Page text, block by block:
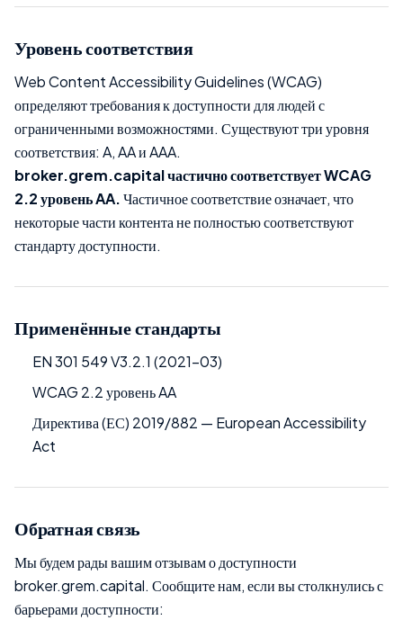
Уровень соответствия
Web Content Accessibility Guidelines (WCAG)
определяют требования к доступности для людей с
ограниченными возможностями. Существуют три уровня
соответствия: A, AA и AAA.
broker.grem.capital частично соответствует WCAG
2.2 уровень AA.Частичное соответствие означает, что
некоторые части контента не полностью соответствуют
стандарту доступности.
Применённые стандарты
EN 301 549 V3.2.1 (2021-03)
WCAG 2.2 уровень AA
Директива (ЕС) 2019/882 — European Accessibility
Act
Обратная связь
Мы будем рады вашим отзывам о доступности
broker.grem.capital. Сообщите нам, если вы столкнулись с
барьерами доступности: